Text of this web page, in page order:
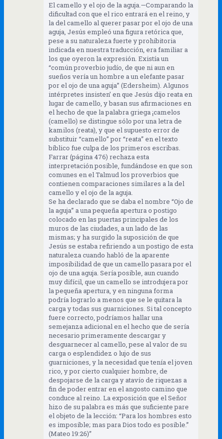
El camello y el ojo de la aguja.—Comparando la
dificultad con que el rico entrará en el reino, y
la del camello al querer pasar por el ojo de una
aguja, Jesús empleó una figura retórica que,
pese a su naturaleza fuerte y prohibitoria
indicada en nuestra traducción, era familiar a
los que oyeron la expresión. Existía un
“común proverbio judío, de que ni aun en
sueños vería un hombre a un elefante pasar
por el ojo de una aguja” (Edersheim). Algunos
intérpretes insisten’ en que Jesús dijo reata en
lugar de camello, y basan sus afirmaciones en
el hecho de que la palabra griega ¡camelos
(camello) se distingue sólo por una letra de
kamilos (reata), y que el supuesto error de
substituir “camello” por “reata” en el texto
bíblico fue culpa de los primeros escribas.
Farrar (página 476) rechaza esta
interpretación posible, fundándose en que son
comunes en el Talmud los proverbios que
contienen comparaciones similares a la del
camello y el ojo de la aguja.
Se ha declarado que se daba el nombre “Ojo de
la aguja” a una pequeña apertura o postigo
colocado en las puertas principales de los
muros de las ciudades, a un lado de las
mismas; y ha surgido la suposición de que
Jesús se estaba refiriendo a un postigo de esta
naturaleza cuando habló de la aparente
imposibilidad de que un camello pasara por el
ojo de una aguja. Sería posible, aun cuando
muy difícil, que un camello se introdujera por
la pequeña apertura, y en ninguna forma
podría lograrlo a menos que se le quitara la
carga y todas sus guarniciones. Si tal concepto
fuere correcto, podríamos hallar una
semejanza adicional en el hecho que de sería
necesario primeramente descargar y
desguarnecer al camello, pese al valor de su
carga o esplendidez o lujo de sus
guarniciones, y la necesidad que tenía el joven
rico, y por cierto cualquier hombre, de
despojarse de la carga y atavío de riquezas a
fin de poder entrar en el angosto camino que
conduce al reino. La exposición que el Señor
hizo de su palabra es más que suficiente pare
el objeto de la lección: “Para los hombres esto
es imposible; mas para Dios todo es posible.”
(Mateo 19:26)”